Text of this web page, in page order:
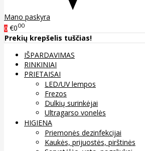
Mano paskyra
0 €000
Prekių krepšelis tuščias!
IŠPARDAVIMAS
RINKINIAI
PRIETAISAI
LED/UV lempos
Frezos
Dulkių surinkėjai
Ultragarso vonelės
HIGIENA
Priemonės dezinfekcijai
Kaukės, prijuostės, pirštinės